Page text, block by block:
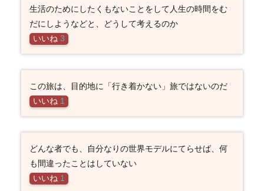
生活のためにしたくもないことをして人生の時間をむ
だにしようなどと、どうして考えるのか
いいね 3
この旅は、目的地に「行き着かない」旅ではないのだ
いいね 1
どんな者でも、自分なりの世界モデルにてらせば、何
も間違ったことはしていない
いいね 1